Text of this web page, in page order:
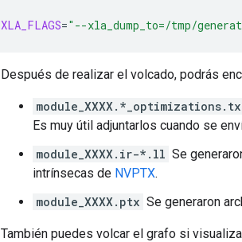
XLA_FLAGS="--xla_dump_to=/tmp/
Después de realizar el volcado, podrás
Es muy útil adjuntarlos cuando se
module_XXXX.ir-*.ll Se
intrínsecas de NVPTX.
module_XXXX.ptx Se generaron
También puedes volcar el grafo si